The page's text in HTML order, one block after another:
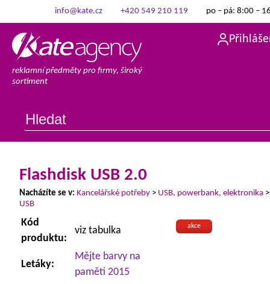
info@kate.cz +420 549 210 119 po – pá: 8:00 –
reklamní předměty pro firmy, široký
sortiment
Flashdisk USB 2.0
Nacházíte se v: Kancelářské potřeby > USB, powerbank, elektronika
USB
akce
Kód
produktu:
viz tabulka
Letáky:
Mějte barvy na
paměti 2015